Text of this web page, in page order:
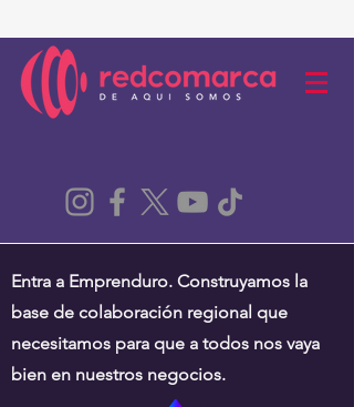
Entra a Emprenduro. Construyamos la
base de colaboración regional que
necesitamos para que a todos nos vaya
bien en nuestros negocios.